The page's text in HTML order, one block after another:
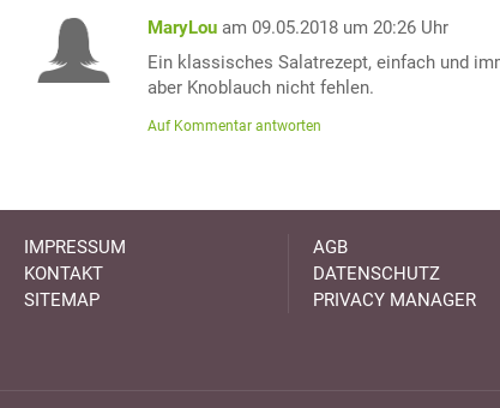
MaryLou am 09.05.2018 um 20:26 Uhr
Ein klassisches Salatrezept, einfach und
aber Knoblauch nicht fehlen.
Auf Kommentar antworten
IMPRESSUM
KONTAKT
SITEMAP
AGB
DATENSCHUTZ
PRIVACY MANAGER